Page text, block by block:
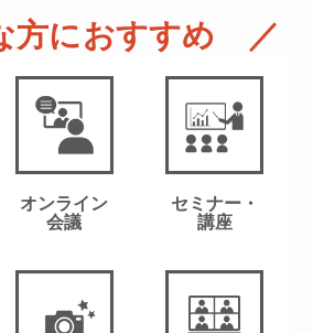
方におすすめ ／
オンライン
会議
セミナー・
講座